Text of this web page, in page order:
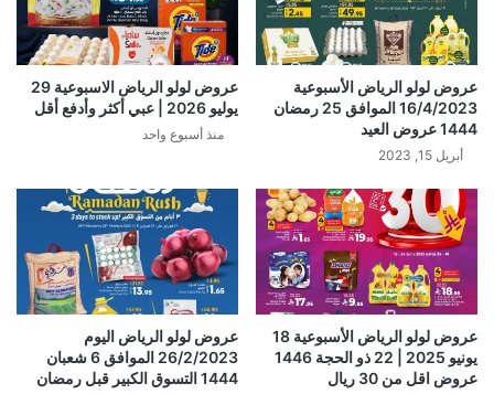
عروض لولو الرياض الأسبوعية
16/4/2023 الموافق 25 رمضان
1444 عروض العيد
أبريل 15, 2023
عروض لولو الرياض الاسبوعية 29
يوليو 2026 | عبي أكثر وأدفع أقل
منذ أسبوع واحد
عروض لولو الرياض الأسبوعية 18
يونيو 2025 | 22 ذو الحجة 1446
عروض اقل من 30 ريال
عروض لولو الرياض اليوم
26/2/2023 الموافق 6 شعبان
1444 التسوق الكبير قبل رمضان